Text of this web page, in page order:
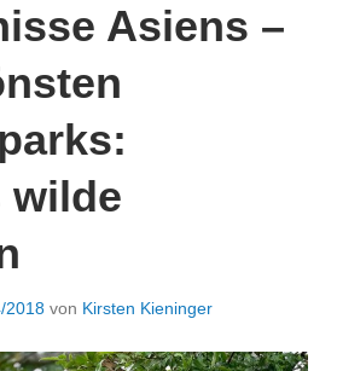
Asiens –
wilde
2018 von Kirsten Kieninger